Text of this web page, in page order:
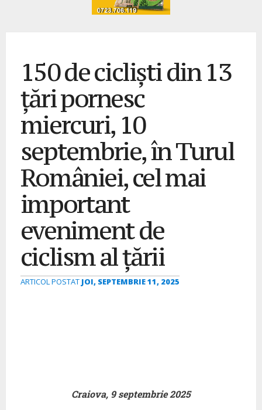
150 de cicliști din 13
țări pornesc
miercuri, 10
septembrie, în Turul
României, cel mai
important
eveniment de
ciclism al țării
ARTICOL POSTAT JOI, SEPTEMBRIE 11, 2025
Craiova, 9 septembrie 2025